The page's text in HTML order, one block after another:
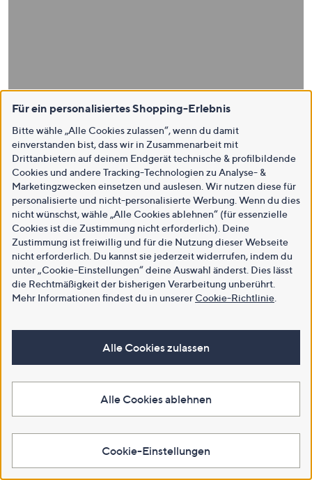
Für ein personalisiertes Shopping-Erlebnis
Bitte wähle „Alle Cookies zulassen“, wenn du damit
einverstanden bist, dass wir in Zusammenarbeit mit
Drittanbietern auf deinem Endgerät technische & profilbildende
Cookies und andere Tracking-Technologien zu Analyse- &
Marketingzwecken einsetzen und auslesen. Wir nutzen diese für
personalisierte und nicht-personalisierte Werbung. Wenn du dies
nicht wünschst, wähle „Alle Cookies ablehnen“ (für essenzielle
Cookies ist die Zustimmung nicht erforderlich). Deine
Zustimmung ist freiwillig und für die Nutzung dieser Webseite
nicht erforderlich. Du kannst sie jederzeit widerrufen, indem du
unter „Cookie-Einstellungen“ deine Auswahl änderst. Dies lässt
die Rechtmäßigkeit der bisherigen Verarbeitung unberührt.
Mehr Informationen findest du in unsererCookie-Richtlinie
Alle Cookies zulassen
Alle Cookies ablehnen
Cookie-Einstellungen